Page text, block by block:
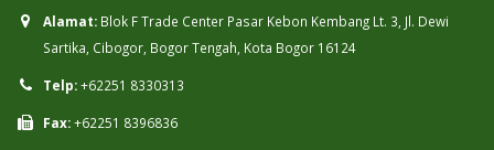
Alamat: Blok F Trade Center Pasar Kebon Kembang Lt. 3, Jl. Dewi
Sartika, Cibogor, Bogor Tengah, Kota Bogor 16124
Telp:+62251 8330313
Fax:+62251 8396836